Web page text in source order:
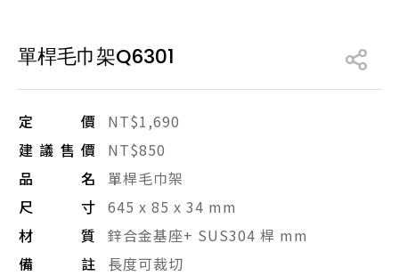
販賣中商品
搜尋產品
單桿毛巾架Q6301
定價
NT$1,690
建議售價
NT$850
品名
單桿毛巾架
尺寸 645 x 85 x 34 mm
材質
鋅合金基座+ SUS304 桿 mm
備註
長度可裁切